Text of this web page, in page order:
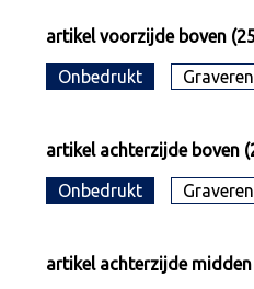
artikel voorzijde boven
Onbedrukt Graveren
artikel achterzijde boven
Onbedrukt Graveren
artikel achterzijde